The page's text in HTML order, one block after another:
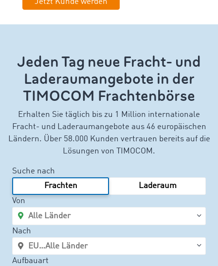
Jeden Tag neue Fracht- und
Laderaumangebote in der
TIMOCOM Frachtenbörse
Erhalten Sie täglich bis zu 1 Million internationale
Fracht- und Laderaumangebote aus 46 europäischen
Ländern. Über 58.000 Kunden vertrauen bereits auf die
Lösungen von TIMOCOM.
Suche nach
Frachten
Laderaum
Von
Nach
Aufbauart